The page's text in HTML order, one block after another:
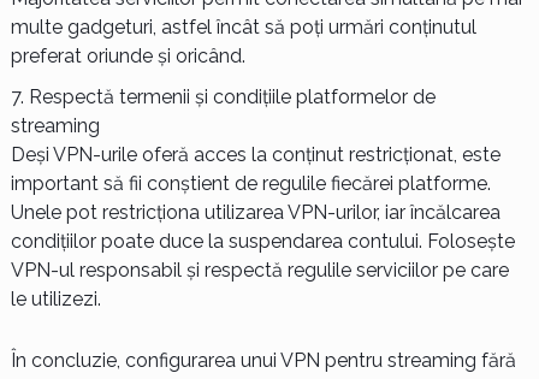
multe gadgeturi, astfel încât să poți urmări conținutul
preferat oriunde și oricând.
Respectă termenii și condițiile platformelor de
streaming
Deși VPN-urile oferă acces la conținut restricționat, este
important să fii conștient de regulile fiecărei platforme.
Unele pot restricționa utilizarea VPN-urilor, iar încălcarea
condițiilor poate duce la suspendarea contului. Folosește
VPN-ul responsabil și respectă regulile serviciilor pe care
le utilizezi.
În concluzie, configurarea unui VPN pentru streaming fără